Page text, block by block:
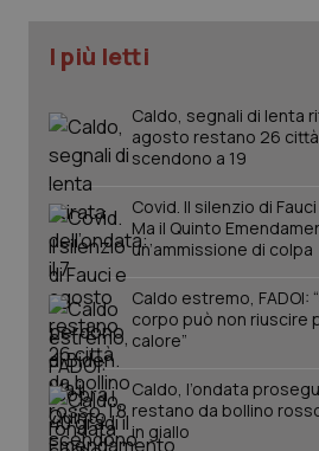
I più letti
Caldo, segnali di lenta
agosto restano 26
scendono a 19
Covid. Il silenzio di
Ma il Quinto
un’ammissione di colpa
Caldo estremo, FADOI:
corpo può non riuscire
calore”
Caldo, l’ondata
restano da bollino
in giallo
PHPSESSID